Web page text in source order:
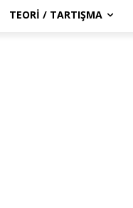
TEORI / TARTIŞMA